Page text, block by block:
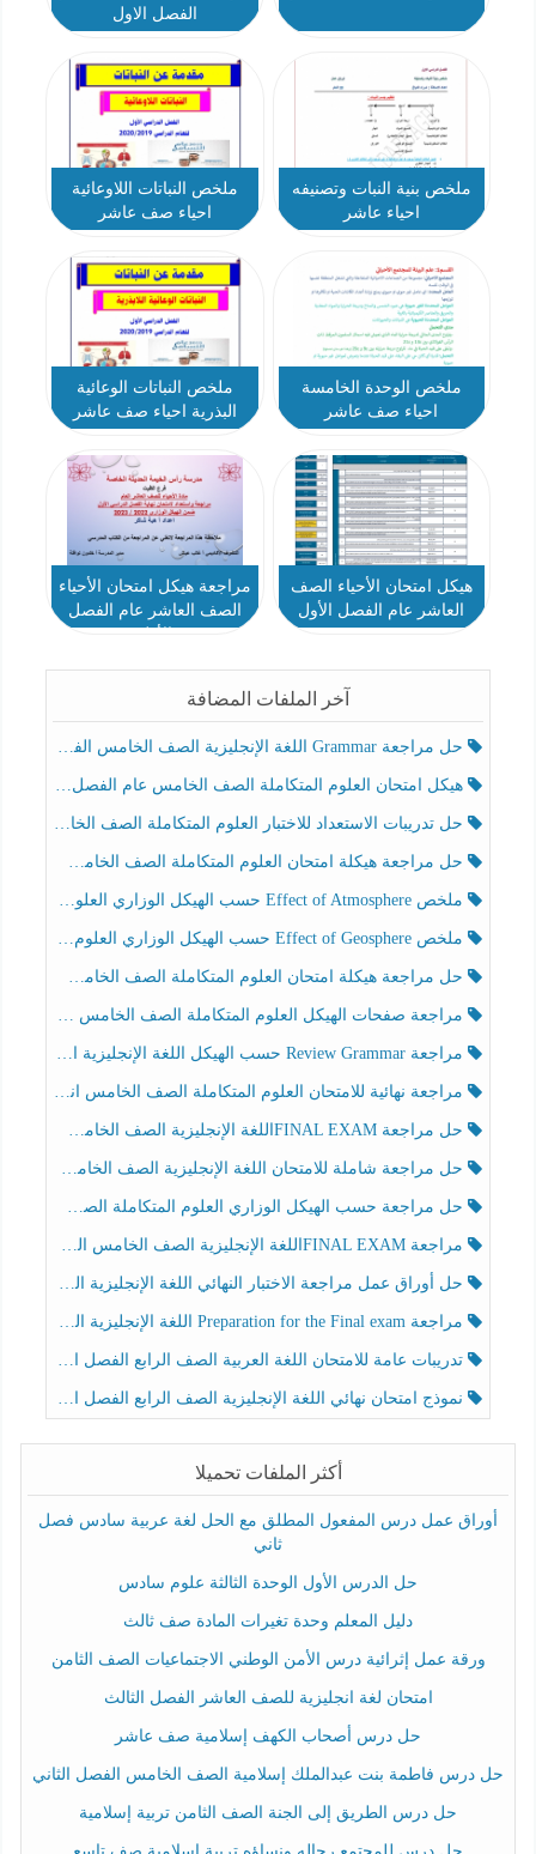
الفصل الاول
ملخص بنية النبات وتصنيفه
احياء عاشر
ملخص النباتات اللاوعائية
احياء صف عاشر
ملخص الوحدة الخامسة
احياء صف عاشر
ملخص النباتات الوعائية
البذرية احياء صف عاشر
هيكل امتحان الأحياء الصف
العاشر عام الفصل الأول
مراجعة هيكل امتحان الأحياء
الصف العاشر عام الفصل
آخر الملفات المضافة
حل مراجعة Grammar اللغة الإنجليزية الصف الخامس الفصل الثالث
هيكل امتحان العلوم المتكاملة الصف الخامس عام الفصل الدراسي الثالث 2025-2026
حل تدريبات الاستعداد للاختبار العلوم المتكاملة الصف الخامس عام الفصل الثالث
حل مراجعة هيكلة امتحان العلوم المتكاملة الصف الخامس انسبير الفصل الثالث
ملخص Effect of Atmosphere حسب الهيكل الوزاري العلوم المتكاملة الصف الخامس انسبير الفصل الثالث
ملخص Effect of Geosphere حسب الهيكل الوزاري العلوم المتكاملة الصف الخامس انسبير الفصل الثالث
حل مراجعة هيكلة امتحان العلوم المتكاملة الصف الخامس عام الفصل الثالث
مراجعة صفحات الهيكل العلوم المتكاملة الصف الخامس انسبير الفصل الثالث
مراجعة Review Grammar حسب الهيكل اللغة الإنجليزية الصف الخامس الفصل الثالث
مراجعة نهائية للامتحان العلوم المتكاملة الصف الخامس انسبير الفصل الثالث
حل مراجعة FINAL EXAMاللغة الإنجليزية الصف الخامس الفصل الثالث
حل مراجعة شاملة للامتحان اللغة الإنجليزية الصف الخامس الفصل الثالث
حل مراجعة حسب الهيكل الوزاري العلوم المتكاملة الصف الخامس عام الفصل الثالث
مراجعة FINAL EXAMاللغة الإنجليزية الصف الخامس الفصل الثالث
حل أوراق عمل مراجعة الاختبار النهائي اللغة الإنجليزية الصف الرابع الفصل الثالث
مراجعة Preparation for the Final exam اللغة الإنجليزية الصف الرابع الفصل الثالث
تدريبات عامة للامتحان اللغة العربية الصف الرابع الفصل الثالث
نموذج امتحان نهائي اللغة الإنجليزية الصف الرابع الفصل الثالث
أكثر الملفات تحميلا
أوراق عمل درس المفعول المطلق مع الحل لغة عربية سادس فصل
ثاني
حل الدرس الأول الوحدة الثالثة علوم سادس
دليل المعلم وحدة تغيرات المادة صف ثالث
ورقة عمل إثرائية درس الأمن الوطني الاجتماعيات الصف الثامن
امتحان لغة انجليزية للصف العاشر الفصل الثالث
حل درس أصحاب الكهف إسلامية صف عاشر
حل درس فاطمة بنت عبدالملك إسلامية الصف الخامس الفصل الثاني
حل درس الطريق إلى الجنة الصف الثامن تربية إسلامية